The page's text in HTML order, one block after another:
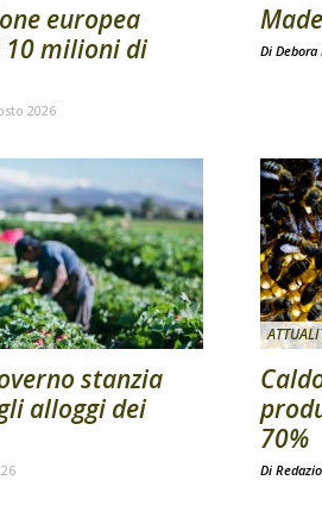
europea
10 milioni di
2026
Di
stanzia
alloggi dei
70%
Di